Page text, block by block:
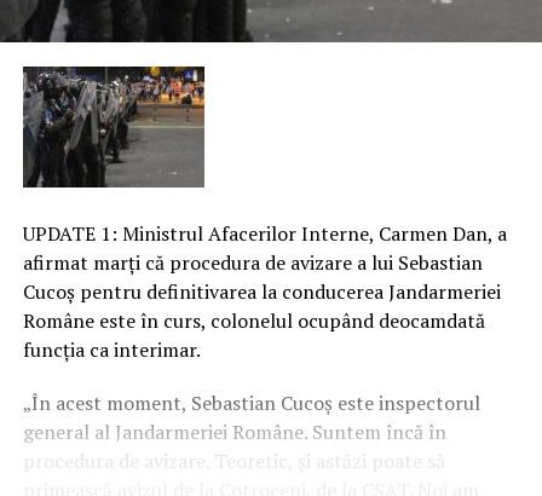
UPDATE 1: Ministrul Afacerilor Interne, Carmen Dan, a
afirmat marţi că procedura de avizare a lui Sebastian
Cucoş pentru definitivarea la conducerea Jandarmeriei
Române este în curs, colonelul ocupând deocamdată
funcţia ca interimar.
„În acest moment, Sebastian Cucoş este inspectorul
general al Jandarmeriei Române. Suntem încă în
procedura de avizare. Teoretic, şi astăzi poate să